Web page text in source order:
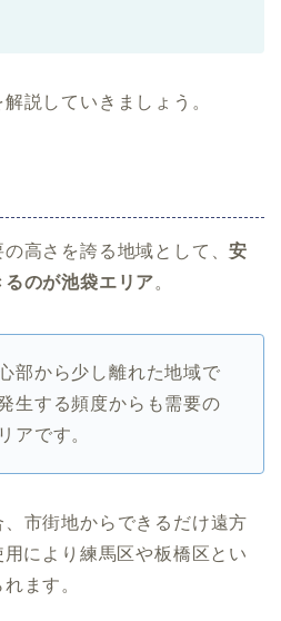
説していきましょう。
高さを誇る地域として、安
のが池袋エリア。
部から少し離れた地域で
生する頻度からも需要の
アです。
市街地からできるだけ遠方
により練馬区や板橋区とい
ます。